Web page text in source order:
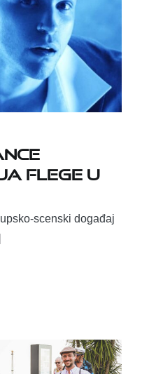
Flege u
scenski događaj